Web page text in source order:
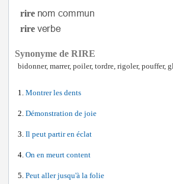
rire
rire
Synonyme de RIRE
bidonner, marrer, poiler, tordre, rigoler, pouffer,
Montrer les dents
Démonstration de joie
Il peut partir en éclat
On en meurt content
Peut aller jusqu'à la folie